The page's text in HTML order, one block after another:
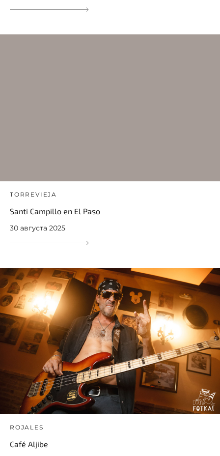
TORREVIEJA
Santi Campillo en El Paso
30 августа 2025
ROJALES
Café Aljibe